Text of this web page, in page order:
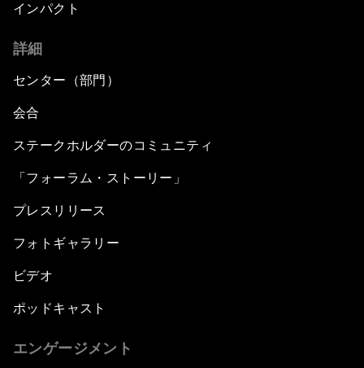
インパクト
詳細
センター（部門）
会合
ステークホルダーのコミュニティ
「フォーラム・ストーリー」
プレスリリース
フォトギャラリー
ビデオ
ポッドキャスト
エンゲージメント